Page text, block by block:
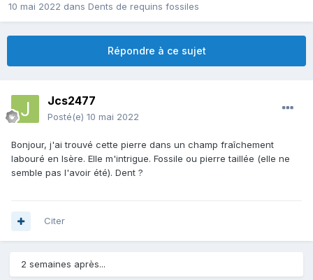
10 mai 2022 dans Dents de requins fossiles
Répondre à ce sujet
Jcs2477
Posté(e) 10 mai 2022
Bonjour, j'ai trouvé cette pierre dans un champ fraîchement
labouré en Isère. Elle m'intrigue. Fossile ou pierre taillée (elle ne
semble pas l'avoir été). Dent ?
Citer
2 semaines après...